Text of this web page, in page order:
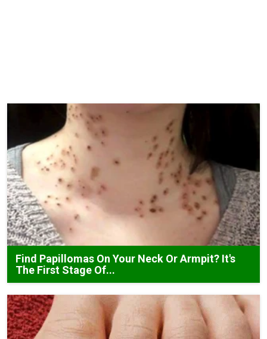
Find Papillomas On Your Neck Or Armpit? It's
The First Stage Of...